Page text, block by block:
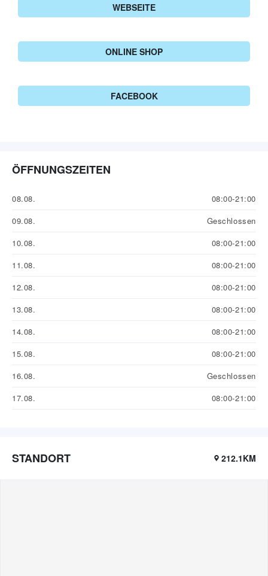
WEBSEITE
ONLINE SHOP
FACEBOOK
ÖFFNUNGSZEITEN
08.08.
08:00-21:00
09.08.
Geschlossen
10.08.
08:00-21:00
11.08.
08:00-21:00
12.08.
08:00-21:00
13.08.
08:00-21:00
14.08.
08:00-21:00
15.08.
08:00-21:00
16.08.
Geschlossen
17.08.
08:00-21:00
STANDORT 212.1KM